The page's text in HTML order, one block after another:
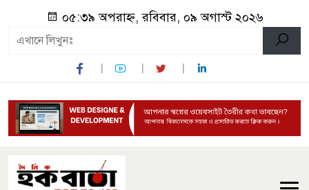
০৫:৩৯ অপরাহ্ন, রবিবার, ০৯ অগাস্ট ২০২৬